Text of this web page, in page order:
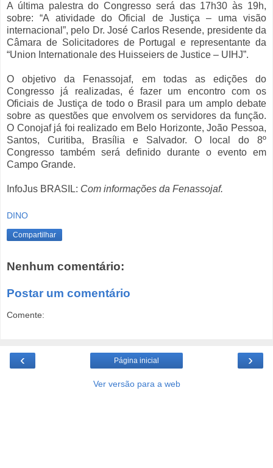
A última palestra do Congresso será das 17h30 às 19h,
sobre: “A atividade do Oficial de Justiça – uma visão
internacional”, pelo Dr. José Carlos Resende, presidente da
Câmara de Solicitadores de Portugal e representante da
“Union Internationale des Huisseiers de Justice – UIHJ”.
O objetivo da Fenassojaf, em todas as edições do
Congresso já realizadas, é fazer um encontro com os
Oficiais de Justiça de todo o Brasil para um amplo debate
sobre as questões que envolvem os servidores da função.
O Conojaf já foi realizado em Belo Horizonte, João Pessoa,
Santos, Curitiba, Brasília e Salvador. O local do 8º
Congresso também será definido durante o evento em
Campo Grande.
InfoJus BRASIL: Com informações da Fenassojaf.
DINO
Compartilhar
Nenhum comentário:
Postar um comentário
Comente:
‹ ›
Página inicial
Ver versão para a web